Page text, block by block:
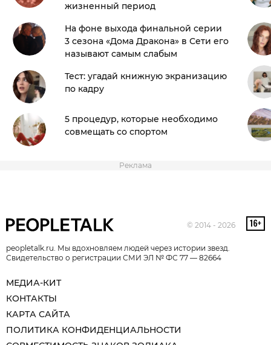
жизненный период
На фоне выхода финальной серии
3 сезона «Дома Дракона» в Сети его
называют самым слабым
Тест: угадай книжную экранизацию
по кадру
5 процедур, которые необходимо
совмещать со спортом
Реклама
© 2014 - 2026
peopletalk.ru. Мы вдохновляем людей через истории звезд.
Свидетельство о регистрации СМИ ЭЛ № ФС 77 — 82664
МЕДИА-КИТ
КОНТАКТЫ
КАРТА САЙТА
ПОЛИТИКА КОНФИДЕНЦИАЛЬНОСТИ